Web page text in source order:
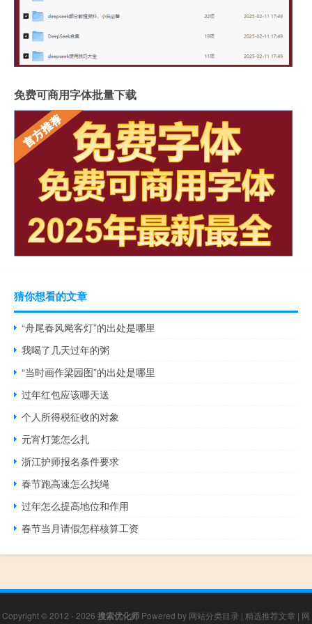
免费可商用字体批量下载
猜你想看的文章
“舟尾春风飐客灯”的出处是哪里
我喝了几天过年的粥
“当时画作梁园图”的出处是哪里
过年红包应该哪天送
个人所得税征收的对象
元宵灯笼怎么扎
浙江护师报名条件要求
春节跑高速怎么找绳
过年怎么提高地位和作用
春节当月请假怎样核算工资
Copyright © 2012 - 2026 搜索优化师 Powered by 网站分类目录 | 精选推荐文章 | 网